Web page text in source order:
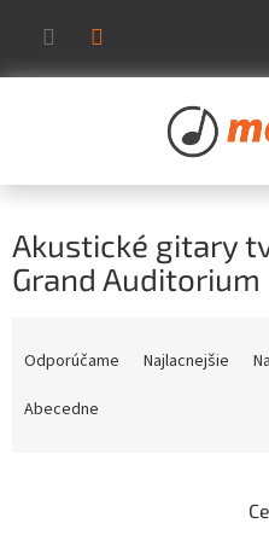
obsah
Akustické gitary
Grand Auditorium
Odporúčame Najlacnejšie
Abecedne